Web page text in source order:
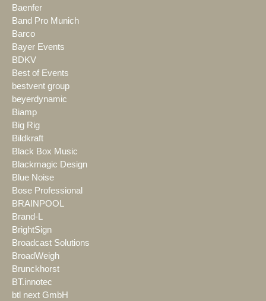
Baenfer
Band Pro Munich
Barco
Bayer Events
BDKV
Best of Events
bestvent group
beyerdynamic
Biamp
Big Rig
Bildkraft
Black Box Music
Blackmagic Design
Blue Noise
Bose Professional
BRAINPOOL
Brand-L
BrightSign
Broadcast Solutions
BroadWeigh
Brunckhorst
BT.innotec
btl next GmbH